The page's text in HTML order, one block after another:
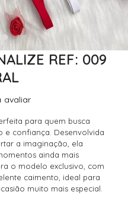
REF: 009
avaliar
para quem busca
e confiança. Desenvolvida
a imaginação, ela
ainda mais
o modelo exclusivo, com
caimento, ideal para
muito mais especial.